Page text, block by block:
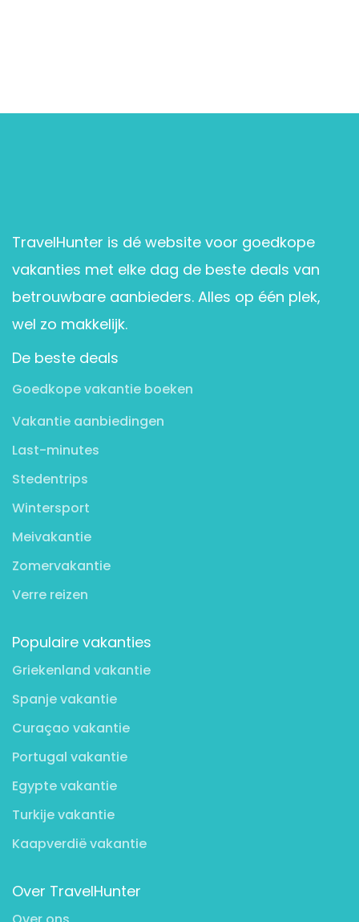
TravelHunter is dé website voor goedkope
vakanties met elke dag de beste deals van
betrouwbare aanbieders. Alles op één plek,
wel zo makkelijk.
De beste deals
Goedkope vakantie boeken
Vakantie aanbiedingen
Last-minutes
Stedentrips
Wintersport
Meivakantie
Zomervakantie
Verre reizen
Populaire vakanties
Griekenland vakantie
Spanje vakantie
Curaçao vakantie
Portugal vakantie
Egypte vakantie
Turkije vakantie
Kaapverdië vakantie
Over TravelHunter